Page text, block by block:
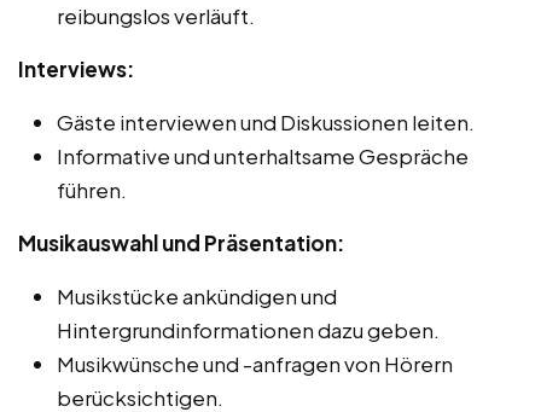
reibungslos verläuft.
Interviews:
Gäste interviewen und Diskussionen leiten.
Informative und unterhaltsame Gespräche
führen.
Musikauswahl und Präsentation:
Musikstücke ankündigen und
Hintergrundinformationen dazu geben.
Musikwünsche und -anfragen von Hörern
berücksichtigen.